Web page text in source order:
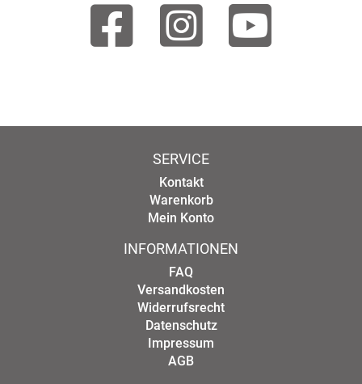
SERVICE
Kontakt
Warenkorb
Mein Konto
INFORMATIONEN
FAQ
Versandkosten
Widerrufsrecht
Datenschutz
Impressum
AGB